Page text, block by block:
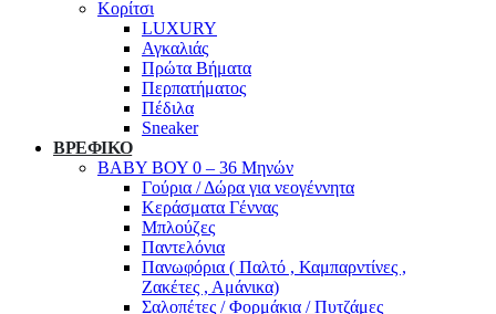
Κορίτσι
LUXURY
Αγκαλιάς
Πρώτα Βήματα
Περπατήματος
Πέδιλα
Sneaker
ΒΡΕΦΙΚΟ
ΒΑΒΥ ΒΟΥ 0 – 36 Μηνών
Γούρια / Δώρα για νεογέννητα
Κεράσματα Γέννας
Μπλούζες
Παντελόνια
Πανωφόρια ( Παλτό , Καμπαρντίνες ,
Ζακέτες , Αμάνικα)
Σαλοπέτες / Φορμάκια / Πυτζάμες